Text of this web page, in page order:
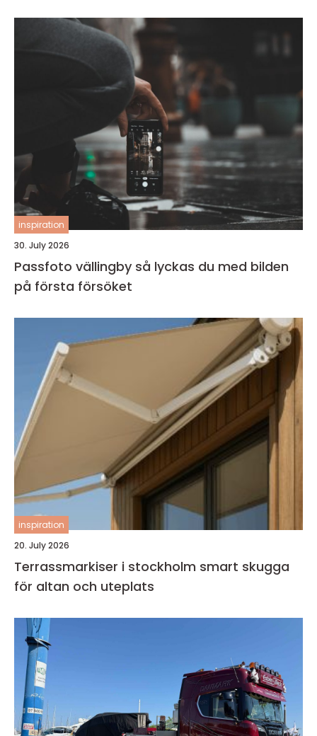
inspiration
30. July 2026
Passfoto vällingby så lyckas du med bilden
på första försöket
inspiration
20. July 2026
Terrassmarkiser i stockholm smart skugga
för altan och uteplats